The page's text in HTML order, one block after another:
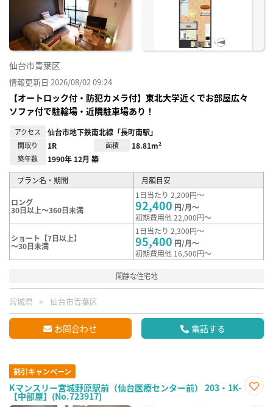
仙台市青葉区
情報更新日 2026/08/02 09:24
【オートロック付・防犯カメラ付】東北大学近くでお部屋広々
ソファ付で駐輪場・近隣駐車場あり！
アクセス 仙台市地下鉄南北線「長町南駅」
間取り 1R 面積 18.81m²
築年数 1990年 12月 築
プラン名・期間 月額目安
ロング
30日以上～360日未満
1日当たり 2,200円～
92,400 円/月～
初期費用他 22,000円～
ショート【7日以上】
～30日未満
1日当たり 2,300円～
95,400 円/月～
初期費用他 16,500円～
閑静な住宅地
宮城県 仙台市青葉区
お問合わせ 電話する
割引キャンペーン
Kマンスリー宮城野原駅前（仙台医療センター前） 203・1K-
【中部屋】(No.723917)